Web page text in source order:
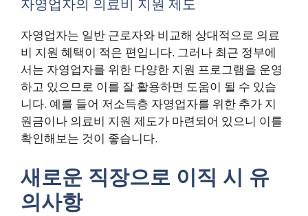
자영업자의 의료비 지원 제도
자영업자는 일반 근로자와 비교해 상대적으로 의료
비 지원 혜택이 적은 편입니다. 그러나 최근 정부에
서는 자영업자를 위한 다양한 지원 프로그램을 운영
하고 있으므로 이를 잘 활용하면 도움이 될 수 있습
니다. 예를 들어 저소득층 자영업자를 위한 추가 지
원금이나 의료비 지원 제도가 마련되어 있으니 이를
확인해보는 것이 좋습니다.
새로운 직장으로 이직 시 유
의사항